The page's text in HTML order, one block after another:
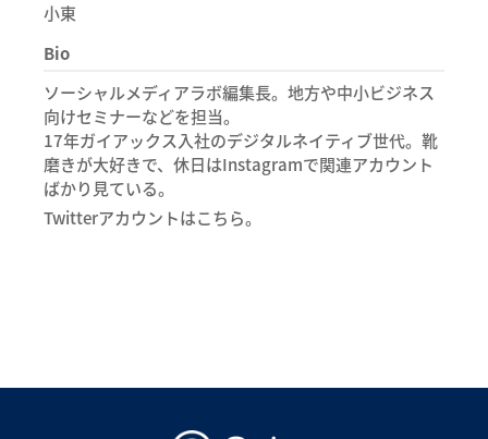
小東
Bio
ソーシャルメディアラボ編集長。地方や中小ビジネス
向けセミナーなどを担当。
17年ガイアックス入社のデジタルネイティブ世代。靴
磨きが大好きで、休日はInstagramで関連アカウント
ばかり見ている。
Twitterアカウントはこちら。